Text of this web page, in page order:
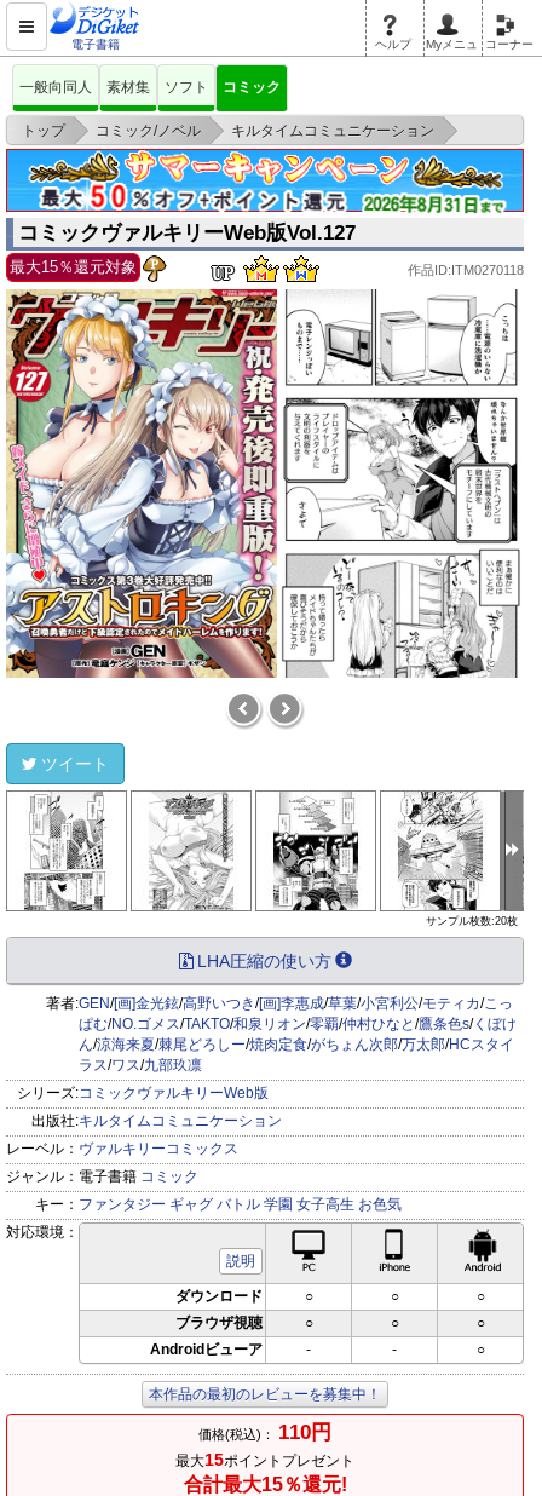
電子書籍 ヘルプ Myメニュ コーナー
一般向同人 素材集 ソフト コミック
トップ > コミック/ノベル > キルタイムコミュニケーション
>
コミックヴァルキリーWeb版Vol.127
コミックヴァルキリーWeb版Vol.127
最大15％還元対象 作品ID:ITM0270118
ツイート
サンプル枚数:20枚
LHA圧縮の使い方
著者:GEN/[画]金光鉉/高野いつき/[画]李惠成/草葉/小宮利公/モティカ/こっ
ぱむ/NO.ゴメス/TAKTO/和泉リオン/零覇/仲村ひなと /鷹条色s/くぼけ
ん/涼海来夏/棘尾どろしー/焼肉定食/がちょん次郎/万太郎/HCスタイ
ラス/ワス/九部玖凛
シリーズ:コミックヴァルキリーWeb版
出版社:キルタイムコミュニケーション
レーベル： ヴァルキリーコミックス
ジャンル： 電子書籍 コミック
キー： ファンタジー ギャグ バトル 学園 女子高生 お色気
対応環境：
説明
iPhone対応
ダウンロード ○ ○
○
ブラウザ視聴
○ ○
○
Androidビューア
- - ○
本作品の最初のレビューを募集中！
価格(税込)： 110円
最大15ポイントプレゼント
合計最大15％還元!